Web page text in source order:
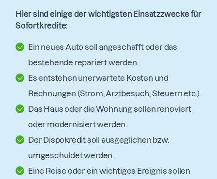
Hier sind einige der wichtigsten Einsatzzwecke für
Sofortkredite:
Ein neues Auto soll angeschafft oder das
bestehende repariert werden.
Es entstehen unerwartete Kosten und
Rechnungen (Strom, Arztbesuch, Steuern etc.).
Das Haus oder die Wohnung sollen renoviert
oder modernisiert werden.
Der Dispokredit soll ausgeglichen bzw.
umgeschuldet werden.
Eine Reise oder ein wichtiges Ereignis sollen